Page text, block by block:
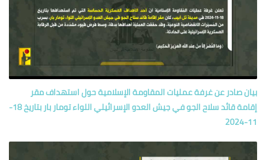
بيان صادر عن غرفة عمليات المقاومة الإسلامية حول‏ استهداف مقر
إقامة قائد سلاح الجو في جيش العدو الإسرائيلي اللواء تومار بار بتاريخ 18-
11-2024